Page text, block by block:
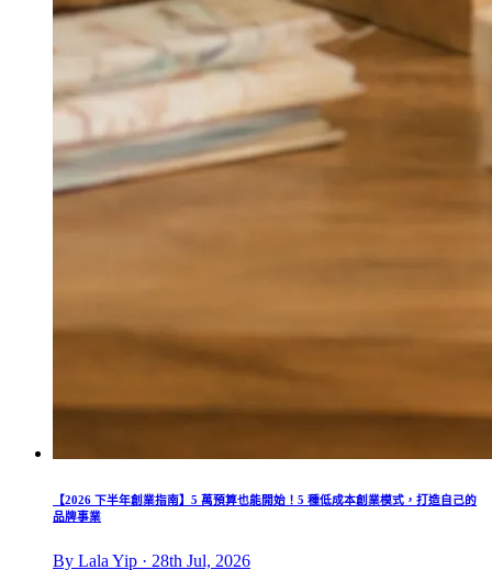
【2026 下半年創業指南】5 萬預算也能開始！5 種低成本創業模式，打造自己的
品牌事業
By Lala Yip · 28th Jul, 2026